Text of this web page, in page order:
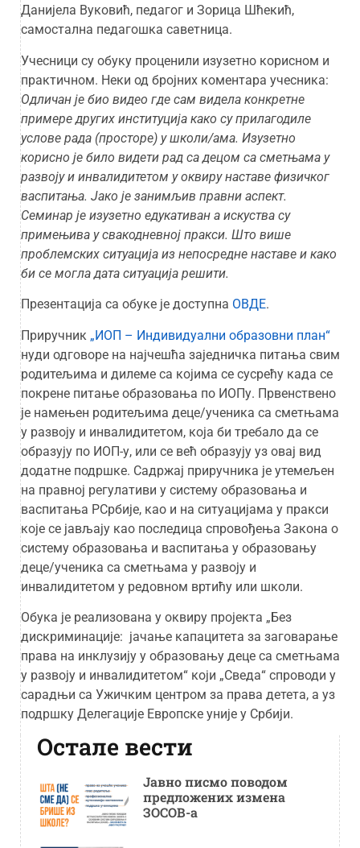
Данијела Вуковић, педагог и Зорица Шћекић,
самостална педагошка саветница.
Учесници су обуку проценили изузетно корисном и
практичном. Неки од бројних коментара учесника:
Одличан је био видео где сам видела конкретне
примере других институција како су прилагодиле
услове рада (просторе) у школи/ама. Изузетно
корисно је било видети рад са децом са сметњама у
развоју и инвалидитетом у оквиру наставе физичког
васпитања. Јако је занимљив правни аспект.
Семинар је изузетно едукативан а искуства су
примењива у свакодневној пракси. Што више
проблемских ситуација из непосредне наставе и како
би се могла дата ситуација решити.
Презентација са обуке је доступна ОВДЕ.
Приручник „ИОП – Индивидуални образовни план“
нуди одговоре на најчешћа заједничка питања свим
родитељима и дилеме са којима се сусрећу када се
покрене питање образовања по ИОПу. Првенствено
је намењен родитељима деце/ученика са сметњама
у развоју и инвалидитетом, која би требало да се
образују по ИОП-у, или се већ образују уз овај вид
додатне подршке. Садржај приручника је утемељен
на правној регулативи у систему образовања и
васпитања РСрбије, као и на ситуацијама у пракси
које се јављају као последица спровођења Закона о
систему образовања и васпитања у образовању
деце/ученика са сметњама у развоју и
инвалидитетом у редовном вртићу или школи.
Обука је реализована у оквиру пројекта „Без
дискриминације: јачање капацитета за заговарање
права на инклузију у образовању деце са сметњама
у развоју и инвалидитетом“ који „Сведа“ спроводи у
сарадњи са Ужичким центром за права детета, а уз
подршку Делегације Европске уније у Србији.
Остале вести
Јавно писмо поводом
предложених измена
ЗОСОВ-а